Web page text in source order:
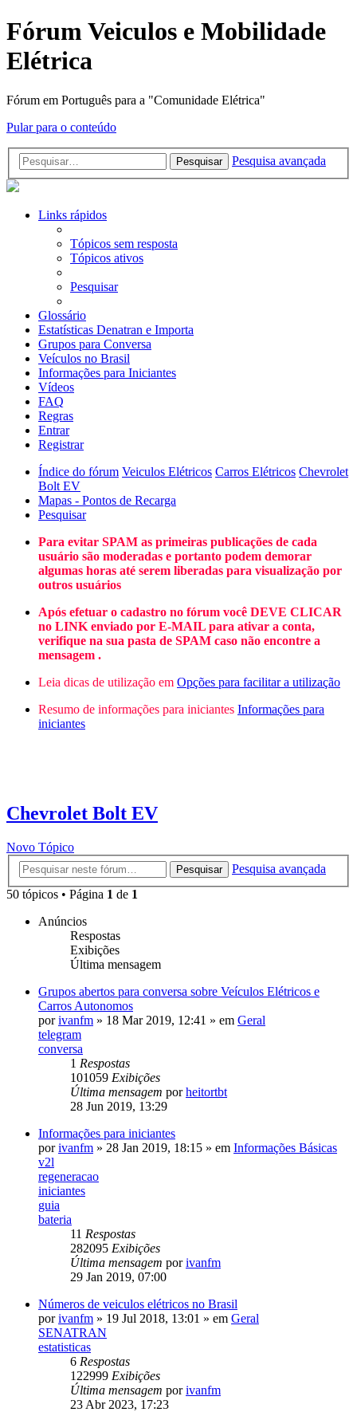
Fórum Veiculos e Mobilidade
Elétrica
Fórum em Português para a "Comunidade Elétrica"
Pular para o conteúdo
Pesquisar Pesquisa avançada
Links rápidos
Tópicos sem resposta
Tópicos ativos
Pesquisar
Glossário
Estatísticas Denatran e Importa
Grupos para Conversa
Veículos no Brasil
Informações para Iniciantes
Vídeos
FAQ
Regras
Entrar
Registrar
Índice do fórum Veiculos Elétricos Carros Elétricos Chevrolet
Bolt EV
Mapas - Pontos de Recarga
Pesquisar
Para evitar SPAM as primeiras publicações de cada
usuário são moderadas e portanto podem demorar
algumas horas até serem liberadas para visualização por
outros usuários
Após efetuar o cadastro no fórum você DEVE CLICAR
no LINK enviado por E-MAIL para ativar a conta,
verifique na sua pasta de SPAM caso não encontre a
mensagem .
Leia dicas de utilização em Opções para facilitar a utilização
Resumo de informações para iniciantes Informações para
iniciantes
Chevrolet Bolt EV
Novo Tópico
Pesquisar
Pesquisa avançada
50 tópicos • Página 1 de 1
Anúncios
Respostas
Exibições
Última mensagem
Grupos abertos para conversa sobre Veículos Elétricos e
Carros Autonomos
porivanfm » 18 Mar 2019, 12:41 » em Geral
telegram
conversa
1 Respostas
101059 Exibições
Última mensagem porheitortbt
28 Jun 2019, 13:29
Informações para iniciantes
porivanfm » 28 Jan 2019, 18:15 » em Informações Básicas
v2l
regeneracao
iniciantes
guia
bateria
11 Respostas
282095 Exibições
Última mensagem porivanfm
29 Jan 2019, 07:00
Números de veiculos elétricos no Brasil
porivanfm » 19 Jul 2018, 13:01 » em Geral
SENATRAN
estatisticas
6 Respostas
122999 Exibições
Última mensagem porivanfm
23 Abr 2023, 17:23